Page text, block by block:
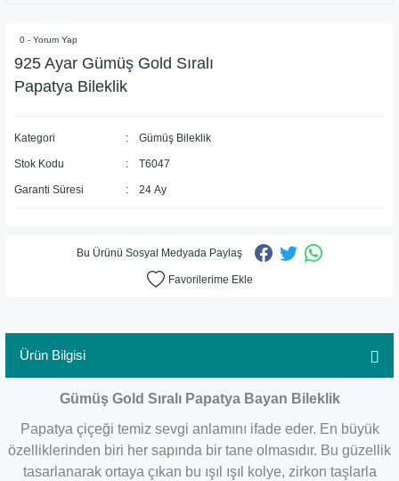
0 - Yorum Yap
925 Ayar Gümüş Gold Sıralı
Papatya Bileklik
Kategori Gümüş Bileklik
Stok Kodu T6047
Garanti Süresi 24 Ay
Bu Ürünü Sosyal Medyada Paylaş
Ürün Bilgisi
Gümüş Gold Sıralı Papatya Bayan Bileklik
Papatya çiçeği temiz sevgi anlamını ifade eder. En büyük
özelliklerinden biri her sapında bir tane olmasıdır. Bu güzellik
tasarlanarak ortaya çıkan bu ışıl ışıl kolye, zirkon taşlarla